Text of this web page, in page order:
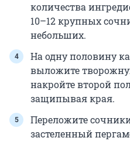
количества
10–12 крупных
небольших.
На одну половину
выложите
накройте второй
защипывая края.
Переложите
застеленный